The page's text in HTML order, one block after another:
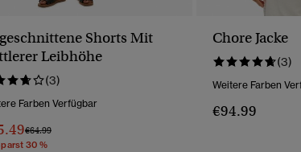
Shorts Mit
Leibhöhe
(3)
Farben Verfügbar
Preis Wurde Reduziert Von
€64.99Bis
30 %
Chore Jacke
(3)
Weitere Farben
€94.99